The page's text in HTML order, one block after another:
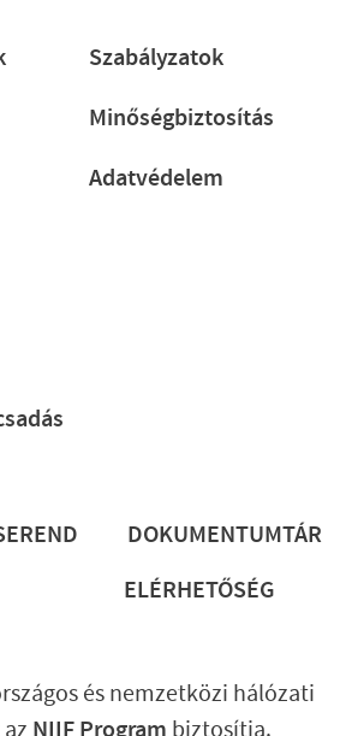
Szabályzatok
Minőségbiztosítás
Adatvédelem
DOKUMENTUMTÁR
ELÉRHETŐSÉG
és nemzetközi hálózati